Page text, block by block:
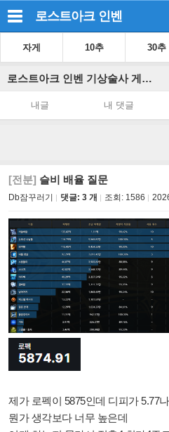
로스트아크 인벤
자게 10추 30추
로스트아크 인벤 기상술사 게시판
내글 내 댓글
[전분] 슬비 배율 질문
Db잠꾸러기 댓글: 3 개 조회: 1586
제가 로펙이 5875인데 디피가 5.77
뭔가 생각보다 너무 높은데